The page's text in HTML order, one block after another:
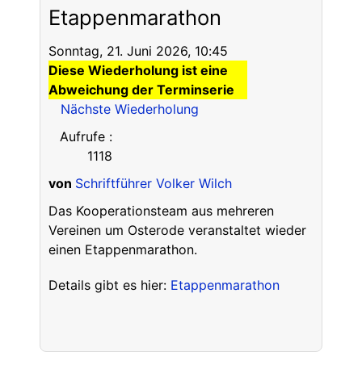
Etappenmarathon
Sonntag, 21. Juni 2026, 10:45
Diese Wiederholung ist eine
Abweichung der Terminserie
Nächste Wiederholung
Aufrufe:
1118
von Schriftführer Volker Wilch
Das Kooperationsteam aus mehreren
Vereinen um Osterode veranstaltet wieder
einen Etappenmarathon.
Details gibt es hier: Etappenmarathon